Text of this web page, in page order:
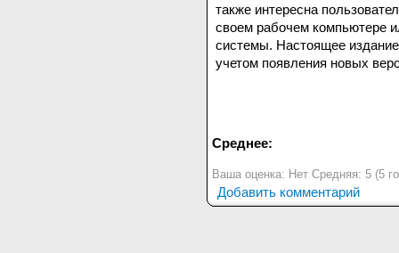
также интересна
своем рабочем компьютере
системы. Настоящее
учетом появления новых
Среднее:
Ваша оценка: Нет Средняя: 5 (5
Добавить комментарий